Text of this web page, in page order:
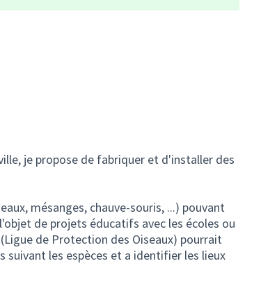
je propose de fabriquer et d'installer des
mésanges, chauve-souris, ...) pouvant
de projets éducatifs avec les écoles ou
de Protection des Oiseaux) pourrait
suivant les espèces et a identifier les lieux